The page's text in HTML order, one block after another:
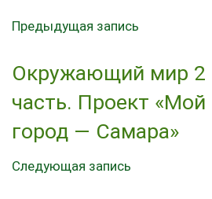
Предыдущая запись
Окружающий мир 2
часть. Проект «Мой
город — Самара»
Следующая запись